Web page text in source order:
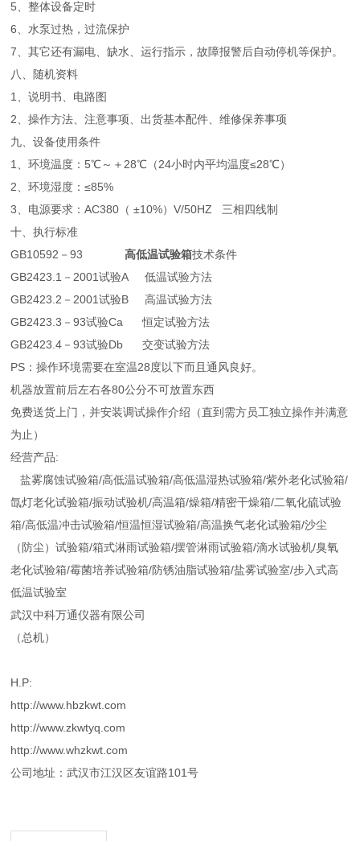
5、整体设备定时
6、水泵过热，过流保护
7、其它还有漏电、缺水、运行指示，故障报警后自动停机等保护。
八、随机资料
1、说明书、电路图
2、操作方法、注意事项、出货基本配件、维修保养事项
九、设备使用条件
1、环境温度：5℃～＋28℃（24小时内平均温度≤28℃）
2、环境湿度：≤85%
3、电源要求：AC380（ ±10%）V/50HZ 三相四线制
十、执行标准
GB10592－93高低温试验箱技术条件
GB2423.1－2001试验A 低温试验方法
GB2423.2－2001试验B 高温试验方法
GB2423.3－93试验Ca 恒定试验方法
GB2423.4－93试验Db 交变试验方法
PS：操作环境需要在室温28度以下而且通风良好。
机器放置前后左右各80公分不可放置东西
免费送货上门，并安装调试操作介绍（直到需方员工独立操作并满意
为止）
经营产品:
盐雾腐蚀试验箱/高低温试验箱/高低温湿热试验箱/紫外老化试验箱/
氙灯老化试验箱/振动试验机/高温箱/燥箱/精密干燥箱/二氧化硫试验
箱/高低温冲击试验箱/恒温恒湿试验箱/高温换气老化试验箱/沙尘
（防尘）试验箱/箱式淋雨试验箱/摆管淋雨试验箱/滴水试验机/臭氧
老化试验箱/霉菌培养试验箱/防锈油脂试验箱/盐雾试验室/步入式高
低温试验室
武汉中科万通仪器有限公司
（总机）
H.P:
http://www.hbzkwt.com
http://www.zkwtyq.com
http://www.whzkwt.com
公司地址：武汉市江汉区友谊路101号